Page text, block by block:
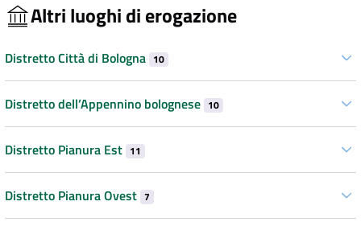
Altri luoghi di erogazione
Distretto Città di Bologna 10
Distretto dell’Appennino bolognese 10
Distretto Pianura Est 11
Distretto Pianura Ovest 7